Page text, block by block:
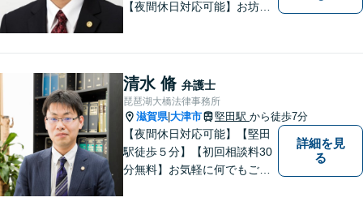
【夜間休日対応可能】お坊さ
の目線で敷居が低い弁護士と
して、親身にあなたの立場に
立って、ご相談に対応いたし
ます。
清水 脩 弁護士
琵琶湖大橋法律事務所
滋賀県|大津市 堅田駅 から徒歩7分
【夜間休日対応可能】【堅田
駅徒歩５分】【初回相談料30
分無料】お気軽に何でもご相
詳細を見
る